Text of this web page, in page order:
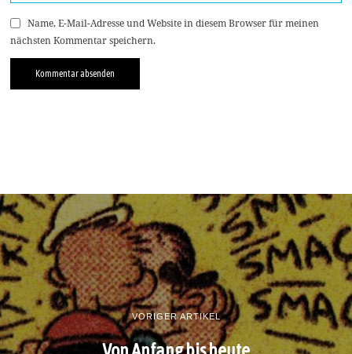
Name, E-Mail-Adresse und Website in diesem Browser für meinen
nächsten Kommentar speichern.
VORIGER ARTIKEL